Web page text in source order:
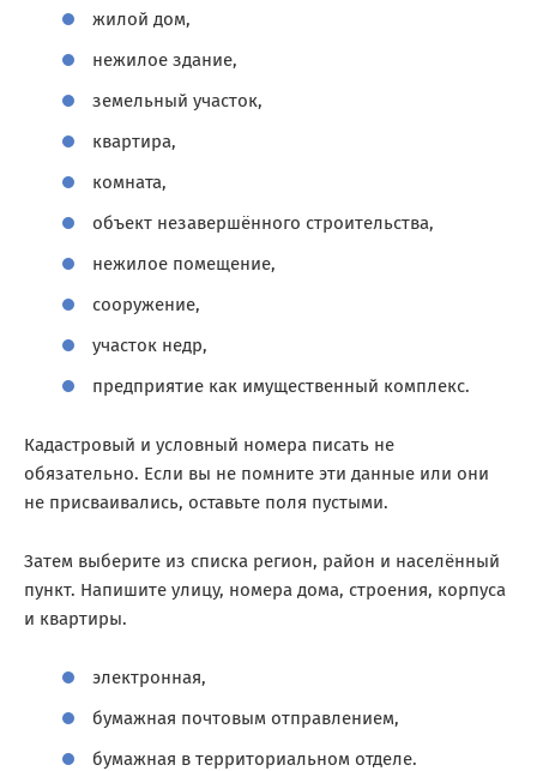
жилой дом,
нежилое здание,
земельный участок,
квартира,
комната,
объект незавершённого строительства,
нежилое помещение,
сооружение,
участок недр,
предприятие как имущественный комплекс.
Кадастровый и условный номера писать не
обязательно. Если вы не помните эти данные или они
не присваивались, оставьте поля пустыми.
Затем выберите из списка регион, район и населённый
пункт. Напишите улицу, номера дома, строения, корпуса
и квартиры.
электронная,
бумажная почтовым отправлением,
бумажная в территориальном отделе.